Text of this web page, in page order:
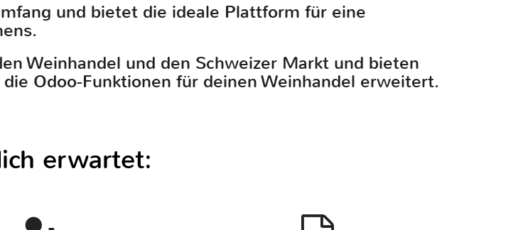
und bietet die ideale Plattform für eine
Weinhandel und den Schweizer Markt und bieten
Odoo-Funktionen für deinen Weinhandel erweitert.
erwartet: